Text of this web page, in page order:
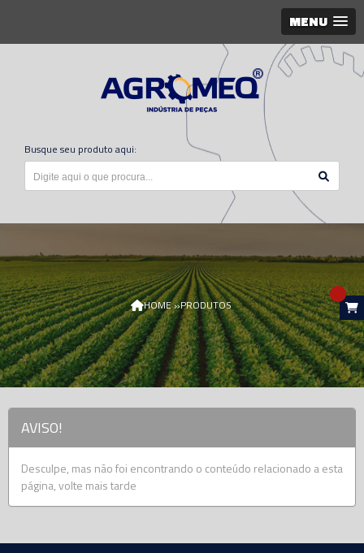
MENU
Busque seu produto aqui:
HOME»PRODUTOS
AVISO!
Desculpe, mas não foi encontrando o conteúdo relacionado a esta
página, volte mais tarde